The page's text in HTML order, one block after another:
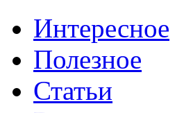
Интересное
Полезное
Статьи